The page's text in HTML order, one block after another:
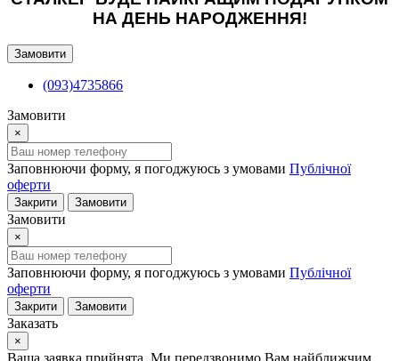
НА ДЕНЬ НАРОДЖЕННЯ!
Замовити
(093)4735866
Замовити
×
Заповнюючи форму, я погоджуюсь з умовами Публічної
оферти
Закрити Замовити
Замовити
×
Заповнюючи форму, я погоджуюсь з умовами Публічної
оферти
Закрити Замовити
Заказать
×